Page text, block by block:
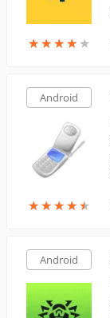
★★★★ ★
★★★★ ★
Android
★★★★★
★★★★★
Android